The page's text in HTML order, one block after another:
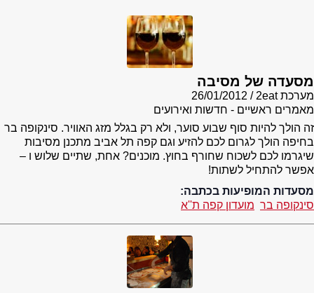
מסעדה של מסיבה
מערכת 2eat
26/01/2012
מאמרים ראשיים - חדשות ואירועים
זה הולך להיות סוף שבוע סוער, ולא רק בגלל מזג האוויר. סינקופה בר
בחיפה הולך לגרום לכם להזיע וגם קפה תל אביב מתכנן מסיבות
שיגרמו לכם לשכוח שחורף בחוץ. מוכנים? אחת, שתיים שלוש ו –
אפשר להתחיל לשתות!
מסעדות המופיעות בכתבה:
סינקופה בר מועדון קפה ת''א